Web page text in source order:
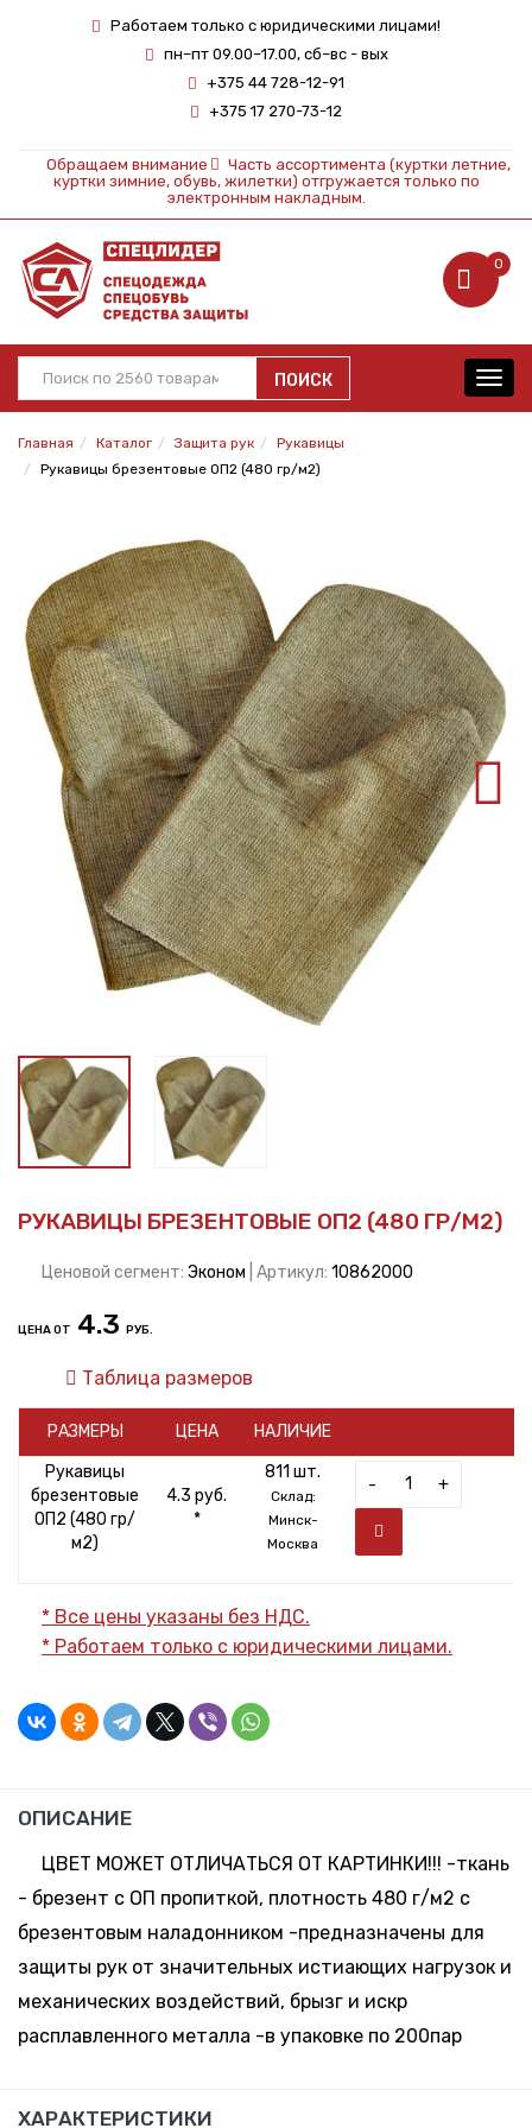
Работаем только с юридическими лицами!
пн–пт 09.00–17.00, сб–вс - вых
+375 44 728-12-91
+375 17 270-73-12
Обращаем внимание
Часть ассортимента (куртки летние,
куртки зимние, обувь, жилетки) отгружается только по
электронным накладным.
0
ПОИСК
Главная Каталог Защита рук
Рукавицы
Рукавицы брезентовые ОП2 (480 гр/м2)
РУКАВИЦЫ БРЕЗЕНТОВЫЕ ОП2 (480 ГР/М2)
Ценовой сегмент: Эконом | Артикул: 10862000
ЦЕНА ОТ 4.3 РУБ.
Таблица размеров
РАЗМЕРЫ ЦЕНА
НАЛИЧИЕ
Рукавицы
брезентовые
ОП2 (480 гр/
м2)
4.3 руб.
*
811 шт.
Склад:
Минск-
Москва
- +
* Все цены указаны без НДС.
* Работаем только с юридическими лицами.
ОПИСАНИЕ
ЦВЕТ МОЖЕТ ОТЛИЧАТЬСЯ ОТ КАРТИНКИ!!! -ткань
- брезент с ОП пропиткой, плотность 480 г/м2 с
брезентовым наладонником -предназначены для
защиты рук от значительных истиающих нагрузок и
механических воздействий, брызг и искр
расплавленного металла -в упаковке по 200пар
ХАРАКТЕРИСТИКИ